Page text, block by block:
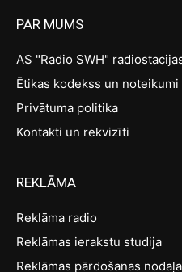
PAR MUMS
AS "Radio SWH"
Ētikas kodekss un noteikumi
Privātuma politika
Kontakti un rekvizīti
REKLĀMA
Reklāma radio
Reklāmas ierakstu studija
Reklāmas pārdošanas nodaļa